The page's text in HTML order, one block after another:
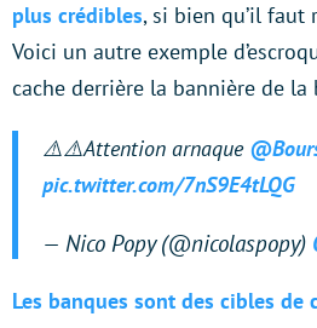
plus crédibles, si bien qu’il faut
Voici un autre exemple
cache derrière la bannière de
⚠️⚠️Attention arnaque
pic.twitter.com/7nS9E4tLQG
— Nico Popy (@nicolaspopy)
Les banques sont des cibles de